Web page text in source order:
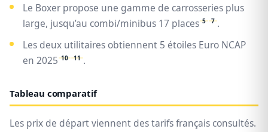
Le Boxer propose une gamme de carrosseries plus
large, jusqu’au combi/minibus 17 places 5 7 .
Les deux utilitaires obtiennent 5 étoiles Euro NCAP
en 2025 10 11 .
Tableau comparatif
Les prix de départ viennent des tarifs français consultés.